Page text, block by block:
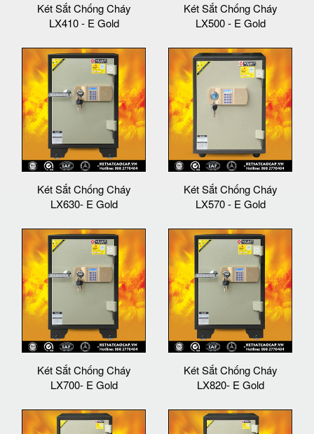
Két Sắt Chống Cháy
LX410 - E Gold
Két Sắt Chống Cháy
LX500 - E Gold
Két Sắt Chống Cháy
LX630- E Gold
Két Sắt Chống Cháy
LX570 - E Gold
Két Sắt Chống Cháy
LX700- E Gold
Két Sắt Chống Cháy
LX820- E Gold